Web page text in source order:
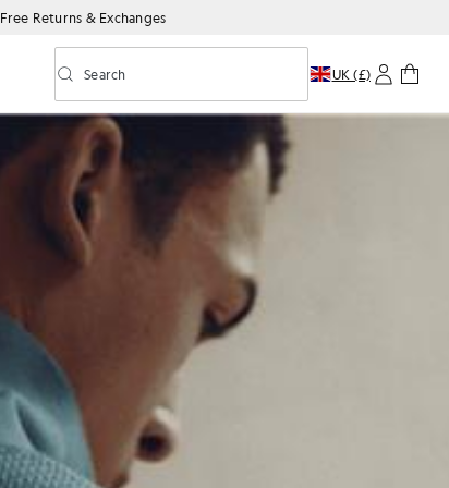
Free Returns & Exchanges
Toggle predictive search
Search UK (£)